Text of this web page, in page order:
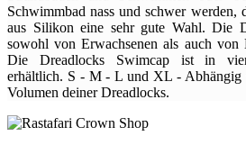
Schwimmbad nass und schwer werden,
aus Silikon eine sehr gute Wahl. Die
sowohl von Erwachsenen als auch von
Die Dreadlocks Swimcap ist in vier
erhältlich. S - M - L und XL - Abhängig
Volumen deiner Dreadlocks.